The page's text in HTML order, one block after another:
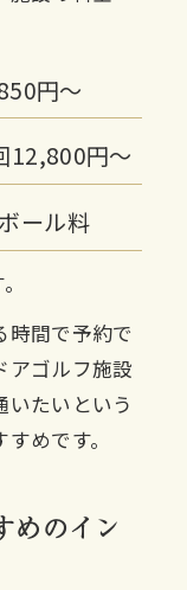
円〜
12,800円〜
ール料
時間で予約で
アゴルフ施設
たいという
めです。
めのイン